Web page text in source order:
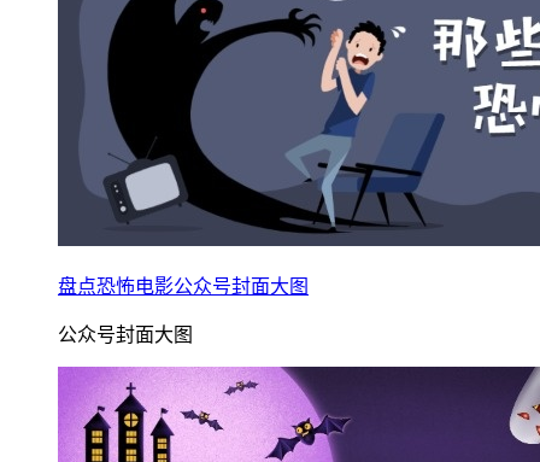
盘点恐怖电影公众号封面大图
公众号封面大图